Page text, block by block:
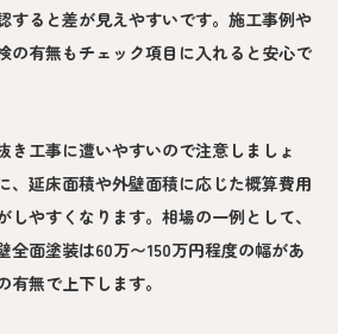
すると差が見えやすいです。施工事例や
の有無もチェック項目に入れると安心で
き工事に遭いやすいので注意しましょ
、延床面積や外壁面積に応じた概算費用
しやすくなります。相場の一例として、
全面塗装は60万〜150万円程度の幅があ
有無で上下します。